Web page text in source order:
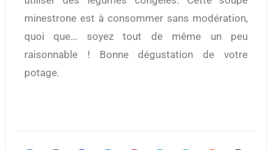
minestrone est à consommer sans modération,
quoi que… soyez tout de même un peu
raisonnable ! Bonne dégustation de votre
potage.